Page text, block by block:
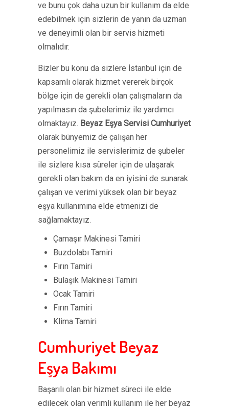
ve bunu çok daha uzun bir kullanım da elde
edebilmek için sizlerin de yanın da uzman
ve deneyimli olan bir servis hizmeti
olmalıdır.
Bizler bu konu da sizlere İstanbul için de
kapsamlı olarak hizmet vererek birçok
bölge için de gerekli olan çalışmaların da
yapılmasın da şubelerimiz ile yardımcı
olmaktayız. Beyaz Eşya Servisi Cumhuriyet
olarak bünyemiz de çalışan her
personelimiz ile servislerimiz de şubeler
ile sizlere kısa süreler için de ulaşarak
gerekli olan bakım da en iyisini de sunarak
çalışan ve verimi yüksek olan bir beyaz
eşya kullanımına elde etmenizi de
sağlamaktayız.
Çamaşır Makinesi Tamiri
Buzdolabı Tamiri
Fırın Tamiri
Bulaşık Makinesi Tamiri
Ocak Tamiri
Fırın Tamiri
Klima Tamiri
Cumhuriyet Beyaz
Eşya Bakımı
Başarılı olan bir hizmet süreci ile elde
edilecek olan verimli kullanım ile her beyaz